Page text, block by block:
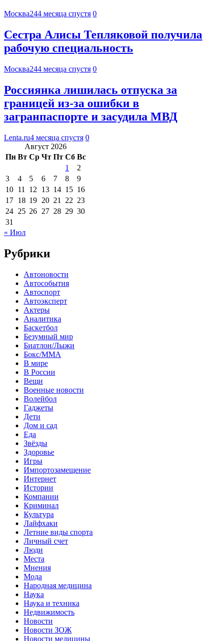
Москва244 месяца спустя 0
Сестра Алисы Тепляковой получила
рабочую специальность
Москва244 месяца спустя 0
Россиянка лишилась отпуска за
границей из-за ошибки в
загранпаспорте и засудила МВД
Lenta.ru4 месяца спустя 0
Август 2026
Пн Вт Ср Чт Пт Сб Вс
1
2
3
4 5 6 7 8
9
10 11 12 13 14 15 16
17 18 19 20 21 22 23
24 25 26 27 28 29 30
31
« Июл
Рубрики
Автоновости
Автособытия
Автоспорт
Автоэксперт
Актеры
Аналитика
Баскетбол
Безумный мир
Биатлон/Лыжи
Бокс/MMA
В мире
В России
Вещи
Военные новости
Волейбол
Гаджеты
Дети
Дом и сад
Еда
Звёзды
Здоровье
Игры
Импортозамещение
Интернет
Истории
Компании
Криминал
Культура
Лайфхаки
Летние виды спорта
Личный счет
Люди
Места
Мнения
Мода
Народная медицина
Наука
Наука и техника
Недвижимость
Новости
Новости ЗОЖ
Новости медицины